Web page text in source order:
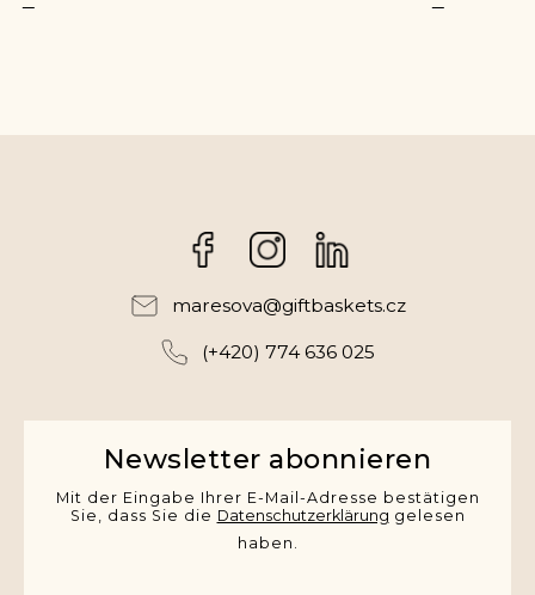
FacebookInstagram
maresova@giftbaskets.cz
(+420) 774 636 025
Newsletter abonnieren
Mit der Eingabe Ihrer E-Mail-Adresse bestätigen
Sie, dass Sie die Datenschutzerklärung gelesen
haben.